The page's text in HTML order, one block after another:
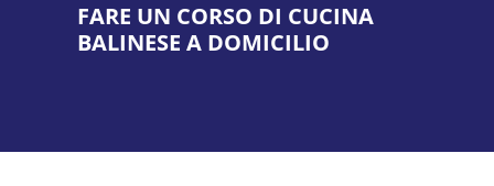
FARE UN CORSO DI CUCINA
BALINESE A DOMICILIO